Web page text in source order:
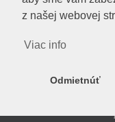
z našej webovej
Viac info
Odmietnúť